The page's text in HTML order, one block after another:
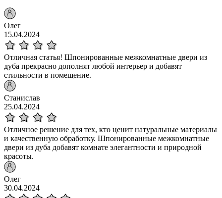
Олег
15.04.2024
Отличная статья! Шпонированные межкомнатные двери из
дуба прекрасно дополнят любой интерьер и добавят
стильности в помещение.
Станислав
25.04.2024
Отличное решение для тех, кто ценит натуральные материалы
и качественную обработку. Шпонированные межкомнатные
двери из дуба добавят комнате элегантности и природной
красоты.
Олег
30.04.2024